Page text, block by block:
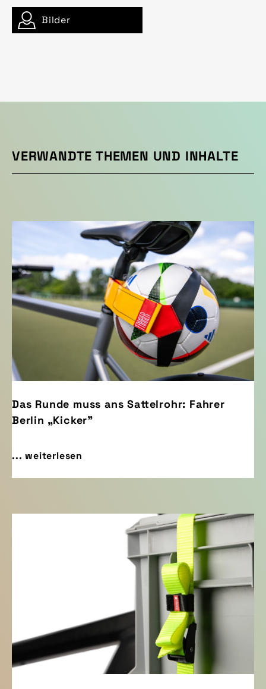
Bilder
VERWANDTE THEMEN UND INHALTE
Das Runde muss ans Sattelrohr: Fahrer
Berlin „Kicker"
... weiterlesen